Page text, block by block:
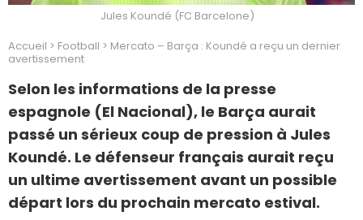
Jules Koundé (FC Barcelone)
Accueil > Football > Mercato – Barça : Koundé a reçu un dernier
avertissement
Selon les informations de la presse
espagnole (El Nacional), le Barça aurait
passé un sérieux coup de pression à Jules
Koundé. Le défenseur français aurait reçu
un ultime avertissement avant un possible
départ lors du prochain mercato estival.